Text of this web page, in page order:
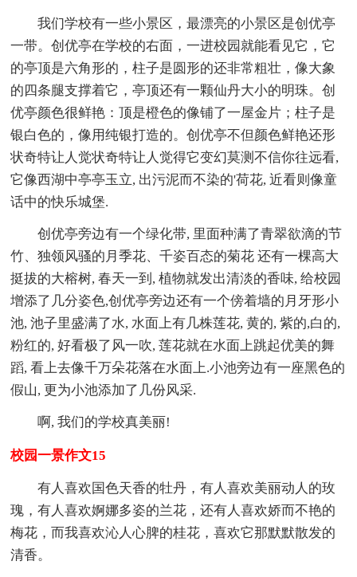
我们学校有一些小景区，最漂亮的小景区是创优亭
一带。创优亭在学校的右面，一进校园就能看见它，它
的亭顶是六角形的，柱子是圆形的还非常粗壮，像大象
的四条腿支撑着它，亭顶还有一颗仙丹大小的明珠。创
优亭颜色很鲜艳：顶是橙色的像铺了一屋金片；柱子是
银白色的，像用纯银打造的。创优亭不但颜色鲜艳还形
状奇特让人觉状奇特让人觉得它变幻莫测不信你往远看,
它像西湖中亭亭玉立, 出污泥而不染的'荷花, 近看则像童
话中的快乐城堡.
创优亭旁边有一个绿化带, 里面种满了青翠欲滴的节
竹、独领风骚的月季花、千姿百态的菊花 还有一棵高大
挺拔的大榕树, 春天一到, 植物就发出清淡的香味, 给校园
增添了几分姿色,创优亭旁边还有一个傍着墙的月牙形小
池, 池子里盛满了水, 水面上有几株莲花, 黄的, 紫的,白的,
粉红的, 好看极了风一吹, 莲花就在水面上跳起优美的舞
蹈, 看上去像千万朵花落在水面上.小池旁边有一座黑色的
假山, 更为小池添加了几份风采.
啊, 我们的学校真美丽!
校园一景作文15
有人喜欢国色天香的牡丹，有人喜欢美丽动人的玫
瑰，有人喜欢婀娜多姿的兰花，还有人喜欢娇而不艳的
梅花，而我喜欢沁人心脾的桂花，喜欢它那默默散发的
清香。